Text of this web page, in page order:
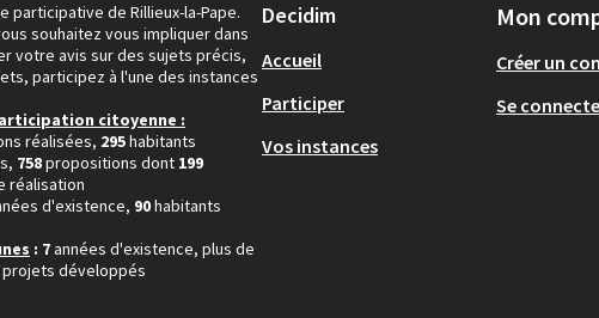
participative de Rillieux-la-Pape.
souhaitez vous impliquer dans
votre avis sur des sujets précis,
participez à l'une des instances
citoyenne :
réalisées, 295habitants
758propositions dont 199
réalisation
d'existence, 90habitants
: 7années d'existence, plus de
projets développés
Decidim
Accueil
Participer
Vos instances
Mon
Créer un
Se